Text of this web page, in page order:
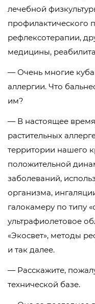
лечебной
профилактического
рефлексотерапии,
медицины,
— Очень многие
аллергии. Что
им?
— В настоящее
растительных
территории нашего
положительной
заболеваний,
организма,
галокамеру по типу
ультрафиолетовое
«Экосвет», методы
и так далее.
— Расскажите,
технической базе.